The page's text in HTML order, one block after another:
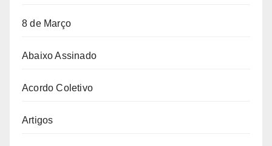
8 de Março
Abaixo Assinado
Acordo Coletivo
Artigos